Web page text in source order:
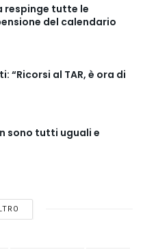
respinge tutte le
del calendario
“Ricorsi al TAR, è ora di
sono tutti uguali e